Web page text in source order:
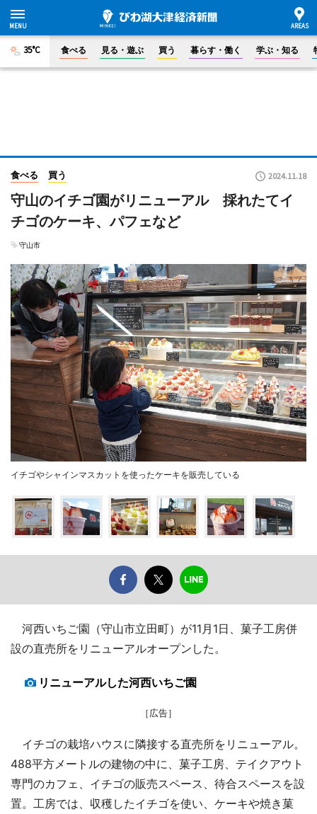
35°C 食べる 見る・遊ぶ 買う 暮らす・働く 学ぶ・知る
食べる 買う 2024.11.18
守山のイチゴ園がリニューアル 採れたてイ
チゴのケーキ、パフェなど
守山市
イチゴやシャインマスカットを使ったケーキを販売している
河西いちご園（守山市立田町）が11月1日、菓子工房併
設の直売所をリニューアルオープンした。
リニューアルした河西いちご園
［広告］
イチゴの栽培ハウスに隣接する直売所をリニューアル。
488平方メートルの建物の中に、菓子工房、テイクアウト
専門のカフェ、イチゴの販売スペース、待合スペースを設
置。工房では、収穫したイチゴを使い、ケーキや焼き菓